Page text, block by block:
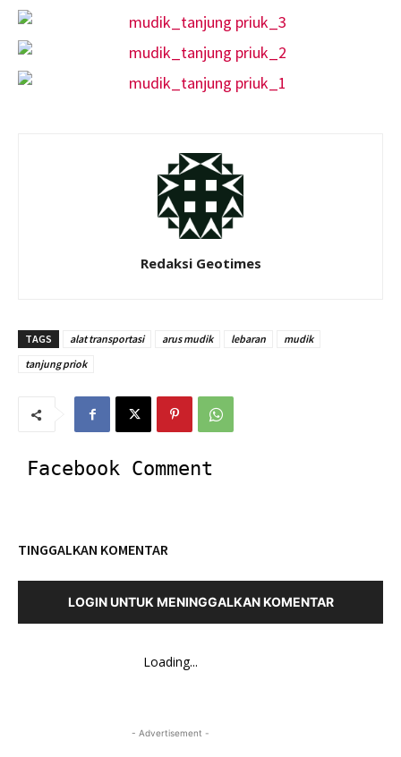
Redaksi Geotimes
TAGS alat transportasi arus mudik lebaran
mudik
tanjung priok
Facebook Comment
TINGGALKAN KOMENTAR
LOGIN UNTUK MENINGGALKAN KOMENTAR
Loading...
- Advertisement -